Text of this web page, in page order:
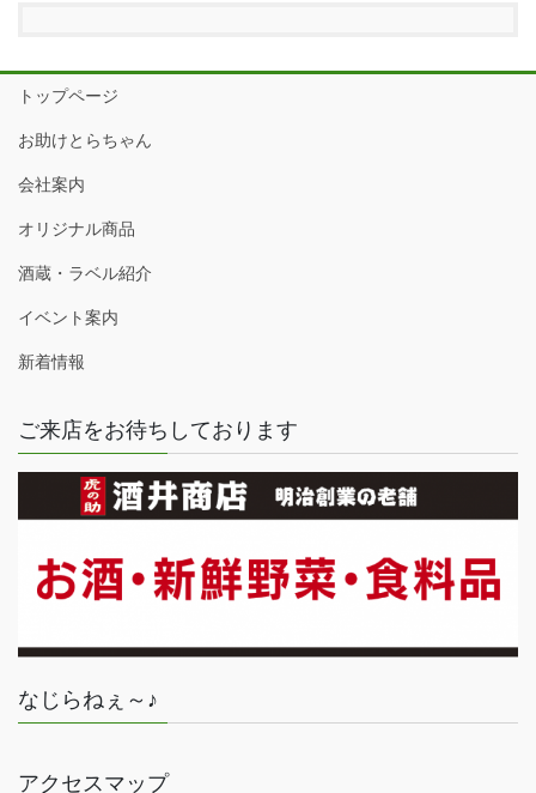
トップページ
お助けとらちゃん
会社案内
オリジナル商品
酒蔵・ラベル紹介
イベント案内
新着情報
ご来店をお待ちしております
なじらねぇ～♪
アクセスマップ